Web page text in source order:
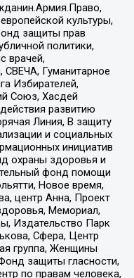
культуры,
защиты прав
политики,
врачей,
Гуманитарное
Избирателей,
Союз, Хасдей
развитию
Линия, В защиту
и социальных
инициатив
охраны здоровья и
фонд помощи
Новое время,
центр Анна, Проект
Мемориал,
Издательство Парк
Сфера, Центр
группа, Женщины
защиты гласности,
по правам человека,